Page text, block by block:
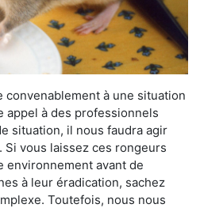
convenablement à une situation
appel à des professionnels
situation, il nous faudra agir
vous laissez ces rongeurs
environnement avant de
à leur éradication, sachez
Toutefois, nous nous